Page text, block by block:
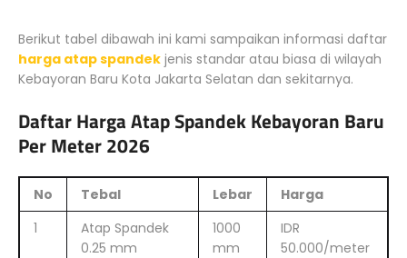
Berikut tabel dibawah ini kami sampaikan informasi daftar
harga atap spandek jenis standar atau biasa di wilayah
Kebayoran Baru Kota Jakarta Selatan dan sekitarnya.
Daftar Harga Atap Spandek Kebayoran Baru
Per Meter 2026
No Tebal Lebar
Harga
1
Atap Spandek
0.25 mm
1000
mm
IDR
50.000/meter